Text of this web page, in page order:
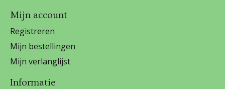
Mijn account
Registreren
Mijn bestellingen
Mijn verlanglijst
Informatie